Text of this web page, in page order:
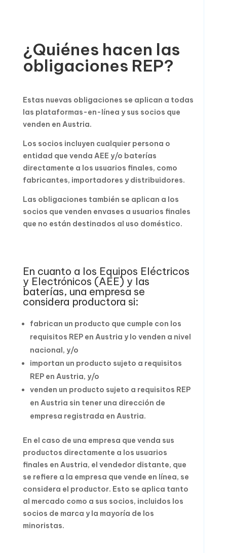
¿Quiénes hacen las
obligaciones REP?
Estas nuevas obligaciones se aplican a todas
las plataformas-en-línea y sus socios que
venden en Austria.
Los socios incluyen cualquier persona o
entidad que venda AEE y/o baterías
directamente a los usuarios finales, como
fabricantes, importadores y distribuidores.
Las obligaciones también se aplican a los
socios que venden envases a usuarios finales
que no están destinados al uso doméstico.
En cuanto a los Equipos Eléctricos
y Electrónicos (AEE) y las
baterías, una empresa se
considera productora si:
fabrican un producto que cumple con los
requisitos REP en Austria y lo venden a nivel
nacional, y/o
importan un producto sujeto a requisitos
REP en Austria, y/o
venden un producto sujeto a requisitos REP
en Austria sin tener una dirección de
empresa registrada en Austria.
En el caso de una empresa que venda sus
productos directamente a los usuarios
finales en Austria, el vendedor distante, que
se refiere a la empresa que vende en línea, se
considera el productor. Esto se aplica tanto
al mercado como a sus socios, incluidos los
socios de marca y la mayoría de los
minoristas.